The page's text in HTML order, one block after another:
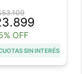
OFF
SIN INTERÉS